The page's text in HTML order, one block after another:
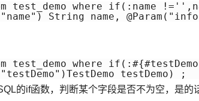
test_demo where if(:name
test_demo where
的if函数，判断某个字段是否不为空，是的